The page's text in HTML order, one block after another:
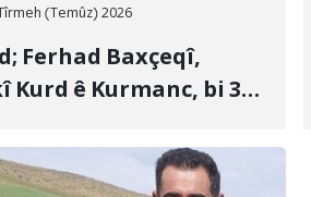
(Temûz) 2026
Ferhad Baxçeqî,
Kurd ê Kurmanc, bi 3